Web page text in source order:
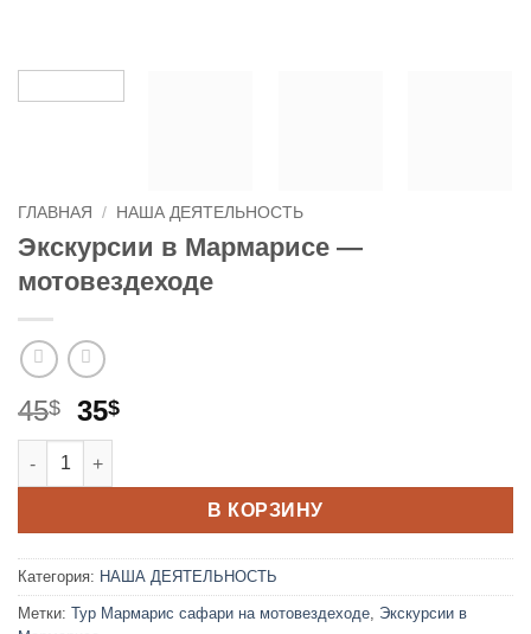
ГЛАВНАЯ / НАША ДЕЯТЕЛЬНОСТЬ
Экскурсии в Мармарисе —
мотовездеходе
45$
Первоначальная
цена
составляла
45$.
35$Текущая
Количество товара Экскурсии в Мармарисе -
В КОРЗИНУ
Категория: НАША ДЕЯТЕЛЬНОСТЬ
Метки: Тур Мармарис сафари на мотовездеходе, Экскурсии в